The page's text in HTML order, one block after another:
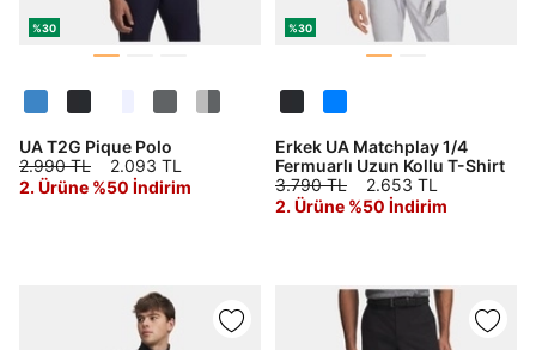
%30
UA T2G Pique Polo
2.990 TL
2.093 TL
2. Ürüne %50 İndirim
%30
Erkek UA Matchplay 1/4
Fermuarlı Uzun Kollu T-Shirt
3.790 TL
2.653 TL
2. Ürüne %50 İndirim